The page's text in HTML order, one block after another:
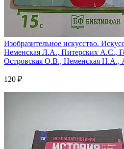
Изобразительное искусство.
Неменская Л.А., Питерских А.С.,
Островская О.В., Неменская Н.А.,
120 ₽